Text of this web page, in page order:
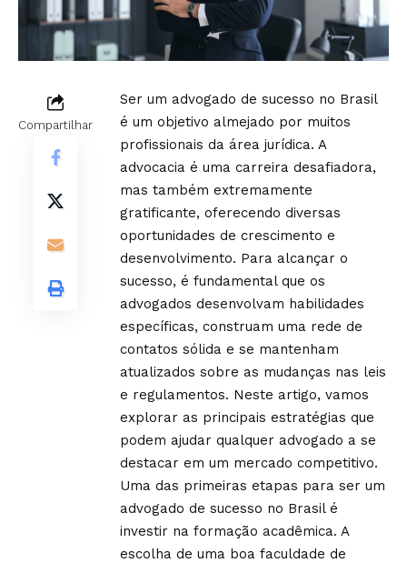
Compartilhar
Ser um advogado de sucesso no Brasil
é um objetivo almejado por muitos
profissionais da área jurídica. A
advocacia é uma carreira desafiadora,
mas também extremamente
gratificante, oferecendo diversas
oportunidades de crescimento e
desenvolvimento. Para alcançar o
sucesso, é fundamental que os
advogados desenvolvam habilidades
específicas, construam uma rede de
contatos sólida e se mantenham
atualizados sobre as mudanças nas leis
e regulamentos. Neste artigo, vamos
explorar as principais estratégias que
podem ajudar qualquer advogado a se
destacar em um mercado competitivo.
Uma das primeiras etapas para ser um
advogado de sucesso no Brasil é
investir na formação acadêmica. A
escolha de uma boa faculdade de